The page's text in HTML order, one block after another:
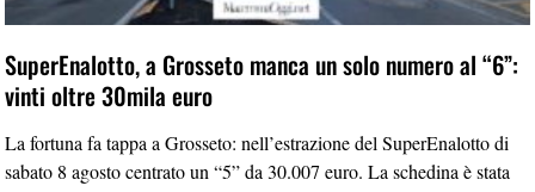
SuperEnalotto, a Grosseto manca un solo numero al “6”:
vinti oltre 30mila euro
La fortuna fa tappa a Grosseto: nell’estrazione del SuperEnalotto di
sabato 8 agosto centrato un “5” da 30.007 euro. La schedina è stata